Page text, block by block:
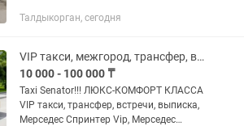
термо,чистый для продуктов и
Талдыкорган, сегодня
VIP такси, межгород, трансфер, выписка, Спринтер Vip, Мерседес W222.
10 000 - 100 000 ₸
Taxi Senator!!! ЛЮКС-КОМФОРТ КЛАССА
VIP такси, трансфер, встречи, выписка,
Мерседес Спринтер Vip, Мерседес